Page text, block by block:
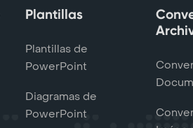
Plantillas
Plantillas de
PowerPoint
Diagramas de
PowerPoint